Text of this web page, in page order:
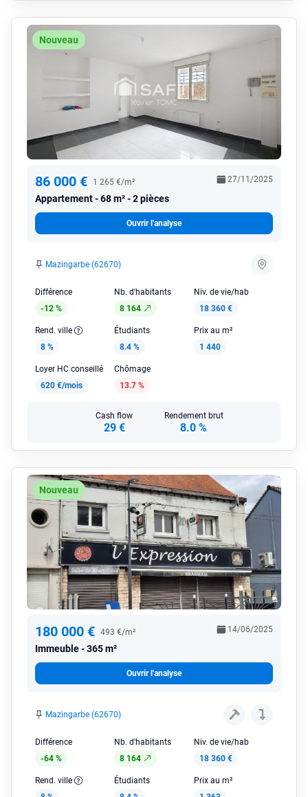
Nouveau
86 000 € 1 265 €/m²
Appartement 68 m² - 2 pièces
27/11/2025
Ouvrir l'analyse
Mazingarbe (62670)
Différence
-12 %
Nb. d'habitants
8 164
Niv. de vie/hab
18 360 €
Rend. ville
8 %
Étudiants
8.4 %
Prix au m²
1 440
Loyer HC conseillé
620 €/mois
Chômage
13.7 %
Cash flow
29 €
Rendement brut
8.0 %
Nouveau
180 000 € 493 €/m²
Immeuble 365 m²
14/06/2025
Ouvrir l'analyse
Mazingarbe (62670)
Différence
-64 %
Nb. d'habitants
8 164
Niv. de vie/hab
18 360 €
Rend. ville
Étudiants
Prix au m²